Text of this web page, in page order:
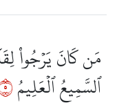
مَن كَانَ يَرۡجُواْ
ٱلسَّمِيعُ ٱلۡعَلِيمُ